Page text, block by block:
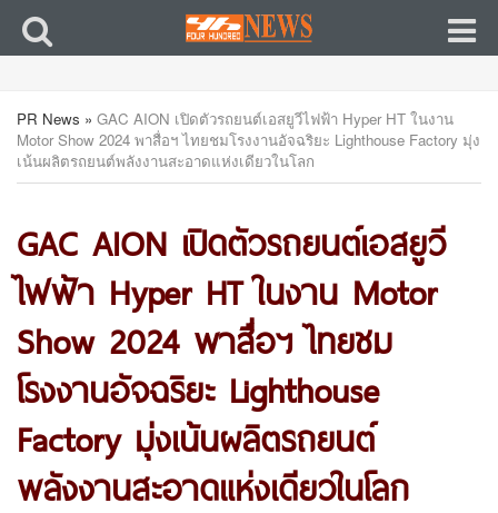
PR News » GAC AION เปิดตัวรถยนต์เอสยูวีไฟฟ้า Hyper HT ในงาน
Motor Show 2024 พาสื่อฯ ไทยชมโรงงานอัจฉริยะ Lighthouse Factory มุ่ง
เน้นผลิตรถยนต์พลังงานสะอาดแห่งเดียวในโลก
GAC AION เปิดตัวรถยนต์เอสยูวี
ไฟฟ้า Hyper HT ในงาน Motor
Show 2024 พาสื่อฯ ไทยชม
โรงงานอัจฉริยะ Lighthouse
Factory มุ่งเน้นผลิตรถยนต์
พลังงานสะอาดแห่งเดียวในโลก